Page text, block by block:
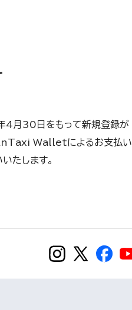
年4月30日をもって新規登録が
Walletによるお支払い
たします。